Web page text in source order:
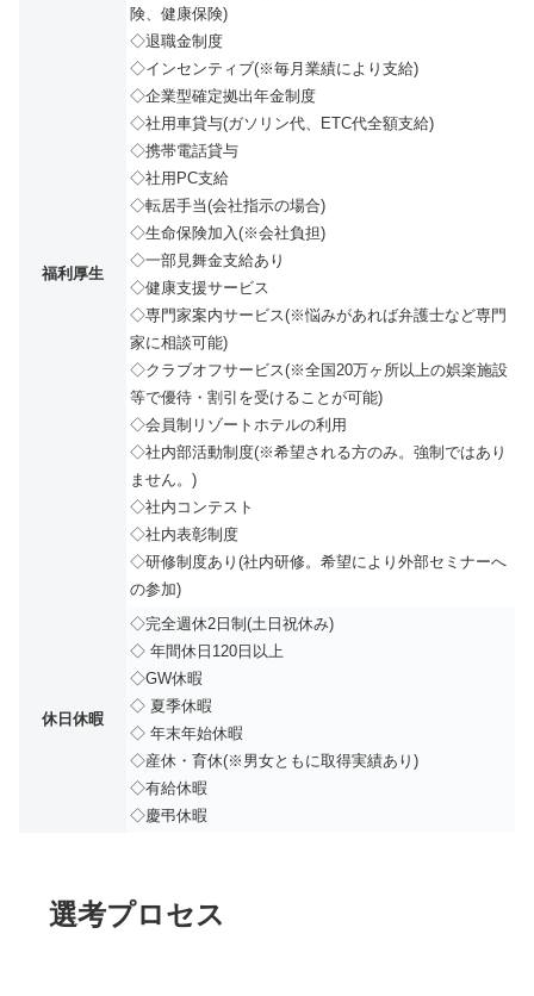
福利厚生
険、健康保険)
◇退職金制度
◇インセンティブ(※毎月業績により支給)
◇企業型確定拠出年金制度
◇社用車貸与(ガソリン代、ETC代全額支給)
◇携帯電話貸与
◇社用PC支給
◇転居手当(会社指示の場合)
◇生命保険加入(※会社負担)
◇一部見舞金支給あり
◇健康支援サービス
◇専門家案内サービス(※悩みがあれば弁護士など専門
家に相談可能)
◇クラブオフサービス(※全国20万ヶ所以上の娯楽施設
等で優待・割引を受けることが可能)
◇会員制リゾートホテルの利用
◇社内部活動制度(※希望される方のみ。強制ではあり
ません。)
◇社内コンテスト
◇社内表彰制度
◇研修制度あり(社内研修。希望により外部セミナーへ
の参加)
休日休暇
◇完全週休2日制(土日祝休み)
◇ 年間休日120日以上
◇GW休暇
◇ 夏季休暇
◇ 年末年始休暇
◇産休・育休(※男女ともに取得実績あり)
◇有給休暇
◇慶弔休暇
選考プロセス